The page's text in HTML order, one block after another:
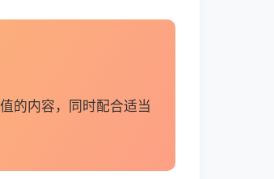
的内容，同时配合适当